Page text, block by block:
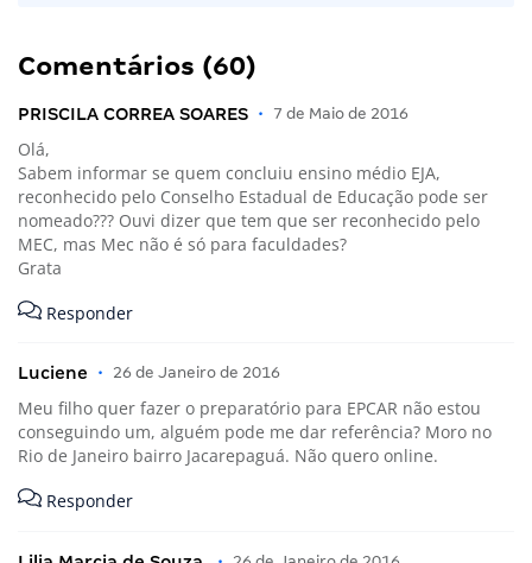
Comentários (60)
PRISCILA CORREA SOARES • 7 de Maio de 2016
Olá,
Sabem informar se quem concluiu ensino médio EJA,
reconhecido pelo Conselho Estadual de Educação pode ser
nomeado??? Ouvi dizer que tem que ser reconhecido pelo
MEC, mas Mec não é só para faculdades?
Grata
Responder
Luciene • 26 de Janeiro de 2016
Meu filho quer fazer o preparatório para EPCAR não estou
conseguindo um, alguém pode me dar referência? Moro no
Rio de Janeiro bairro Jacarepaguá. Não quero online.
Responder